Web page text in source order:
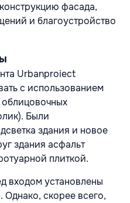
фасада,
и благоустройство
Urbanproiect
с использованием
Были
здания и новое
здания асфальт
плиткой.
входом установлены
скорее всего,